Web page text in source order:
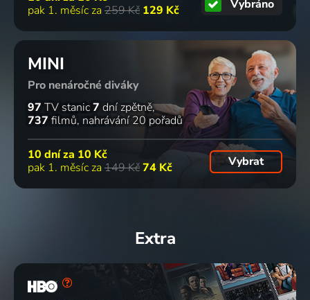
pak 1. měsíc za 259 Kč 129 Kč Vybráno
MINI
Pro nenáročné diváky
97 TV stanic7 dní zpětně
737 filmů nahrávání 20 pořadů
10 dní za 10 Kč
pak 1. měsíc za 149 Kč74 Kč Vybrat
Extra